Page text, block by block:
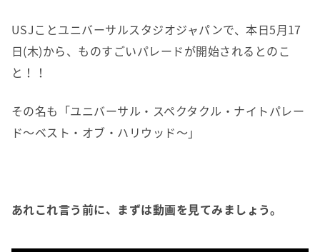
USJことユニバーサルスタジオジャパンで、本日5月17
日(木)から、ものすごいパレードが開始されるとのこ
と！！
その名も「ユニバーサル・スペクタクル・ナイトパレー
ド～ベスト・オブ・ハリウッド～」
あれこれ言う前に、まずは動画を見てみましょう。